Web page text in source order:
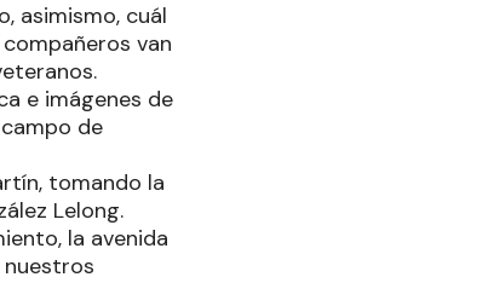
asimismo, cuál
van
e imágenes de
de
tomando la
Lelong.
la avenida